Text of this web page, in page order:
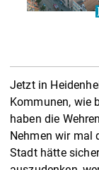
Jetzt in
Kommunen, wie
haben die
Nehmen wir mal
Stadt hätte